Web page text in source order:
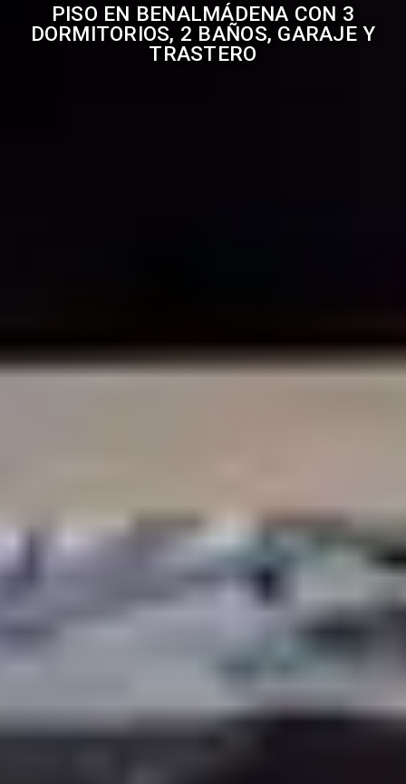
PISO EN BENALMÁDENA CON 3
DORMITORIOS, 2 BAÑOS, GARAJE Y
TRASTERO